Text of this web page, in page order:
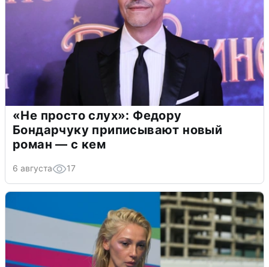
«Не просто слух»: Федору
Бондарчуку приписывают новый
роман — с кем
6 августа 17